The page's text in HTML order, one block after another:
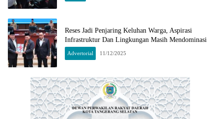
Reses Jadi Penjaring Keluhan Warga, Aspirasi
Infrastruktur Dan Lingkungan Masih Mendominasi
Advertorial 11/12/2025